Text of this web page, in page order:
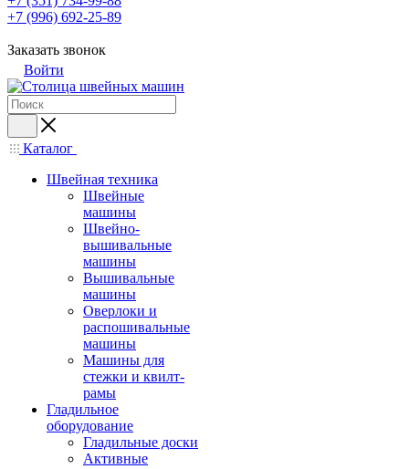
+7 (996) 692-25-89
Заказать звонок
Войти
Каталог
Швейная техника
Швейные
машины
Швейно-
вышивальные
машины
Вышивальные
машины
Оверлоки и
распошивальные
машины
Машины для
стежки и квилт-
рамы
Гладильное
оборудование
Гладильные доски
Активные